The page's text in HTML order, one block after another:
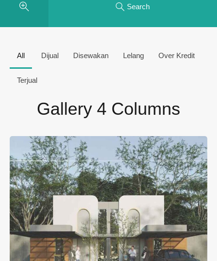
Search
Gallery 4 Columns
All Dijual Disewakan Lelang Over Kredit
Terjual